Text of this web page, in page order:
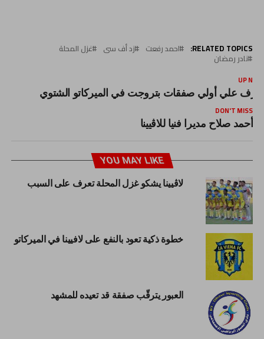
RELATED TOPICS: احمد رفعت زد أف سى غزل المحلة
نادر رمضان
UP
علي أولي صفقات بتروجت في الميركاتو الشتوي
DON'T MISS
أحمد صلاح مديرا فنيا للاڤيينا
YOU MAY LIKE
لاڤيينا يشكو غزل المحلة تعرف على السبب
خطوة ذكية تعود بالنفع على لافيينا في الميركاتو
العبور يترقّب صفقة قد تعيده للمشهد